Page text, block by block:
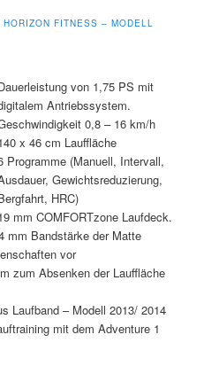
FITNESS – MODELL
von 1,75 PS mit
Antriebssystem.
0,8 – 16 km/h
x 46 cm Lauffläche
Programme (Manuell, Intervall,
Gewichtsreduzierung,
HRC)
mm COMFORTzone Laufdeck.
mm Bandstärke der Matte
vor
zum Absenken der Lauffläche
Laufband – Modell 2013/ 2014
mit dem Adventure 1